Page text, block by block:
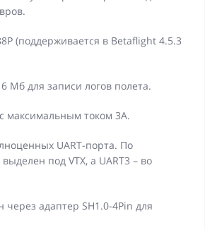
(поддерживается в Betaflight 4.5.3
Мб для записи логов полета.
максимальным током 3А.
UART-порта. По
под VTX, а UART3 – во
через адаптер SH1.0-4Pin для